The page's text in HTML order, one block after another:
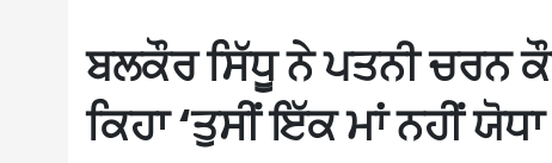
ਬਲਕੌਰ ਸਿੱਧੂ ਨੇ ਪਤਨੀ ਚਰਨ
ਕਿਹਾ ‘ਤੁਸੀਂ ਇੱਕ ਮਾਂ ਨਹੀਂ ਯੋਧਾ